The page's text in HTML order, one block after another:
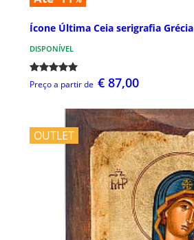
Ícone Última Ceia serigrafia Grécia
DISPONÍVEL
Preço a partir de € 87,00
OUTLET